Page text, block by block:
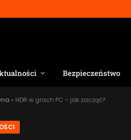
Bezpieczeństwo
» HDR w grach PC – jak zacząć?